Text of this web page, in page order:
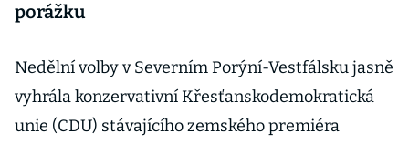
porážku
Nedělní volby v Severním Porýní-Vestfálsku jasně
vyhrála konzervativní Křesťanskodemokratická
unie (CDU) stávajícího zemského premiéra